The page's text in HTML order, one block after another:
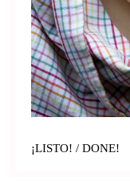
¡LISTO! / DONE!